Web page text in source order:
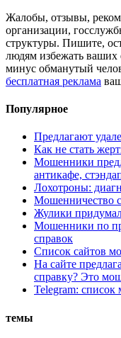
Жалобы, отзывы,
организации,
структуры. Пишите,
людям избежать
минус обманутый
бесплатная реклама
Популярное
Предлагают
Как не стать
Мошенники
антикафе,
Лохотроны:
Мошенничество
Жулики
Мошенники по
справок
Список сайтов
На сайте
справку? Это
Telegram:
темы